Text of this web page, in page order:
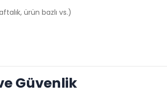
ürün bazlı vs.)
Güvenlik